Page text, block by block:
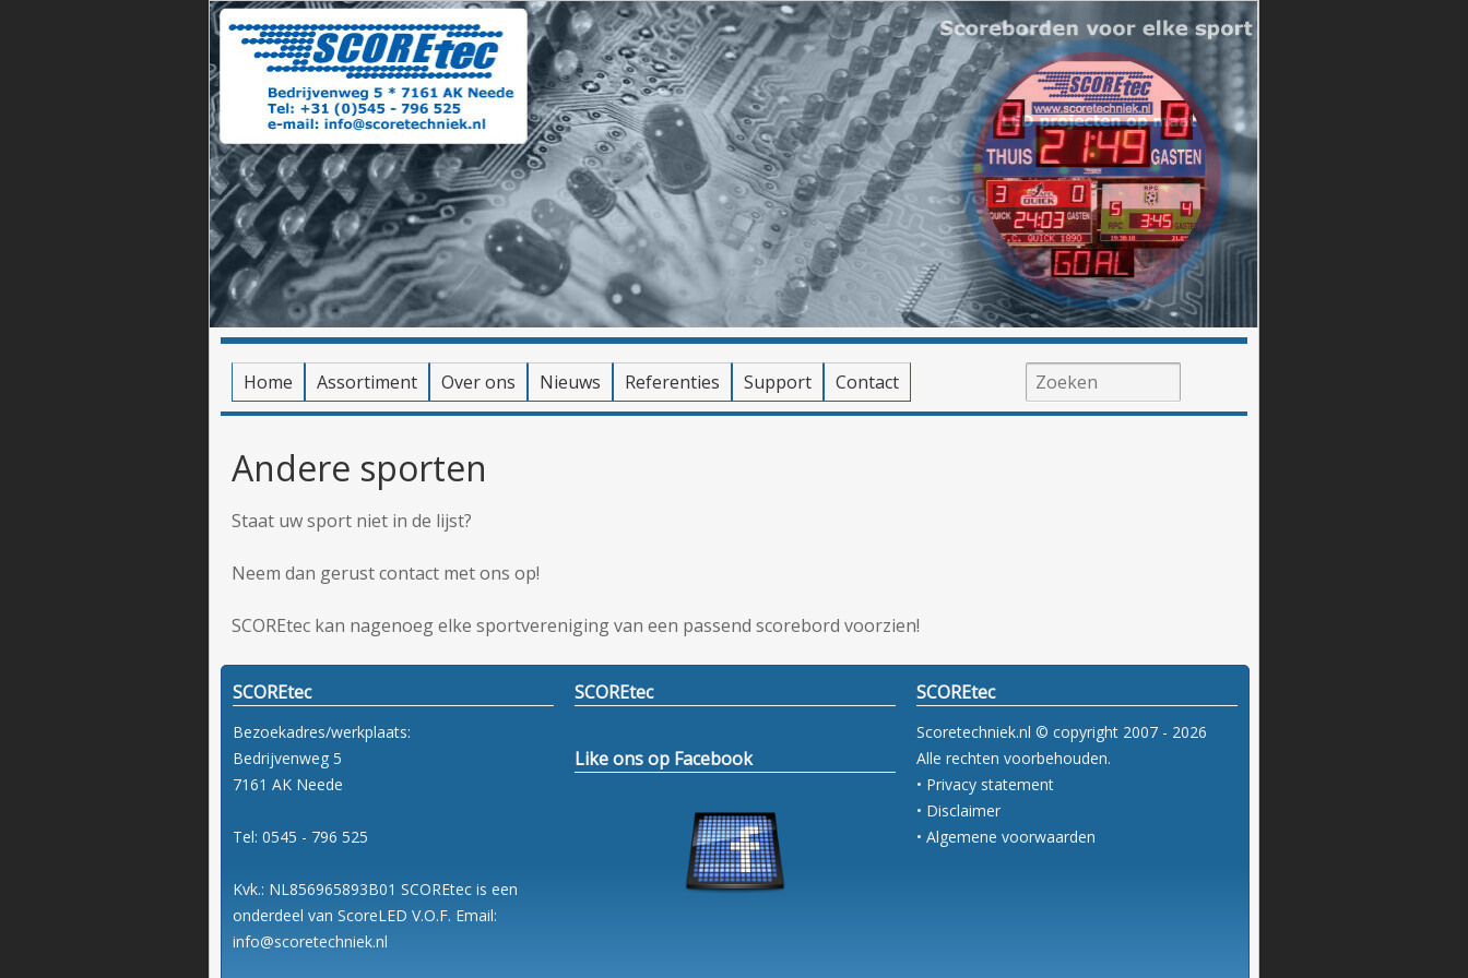
Home Assortiment Over ons Nieuws Referenties Support Contact
Andere sporten
Staat uw sport niet in de lijst?
Neem dan gerust contact met ons op!
SCOREtec kan nagenoeg elke sportvereniging van een passend scorebord voorzien!
SCOREtec
Bezoekadres/werkplaats:
Bedrijvenweg 5
7161 AK Neede
Tel: 0545 - 796 525
Kvk.: NL856965893B01 SCOREtec is een
onderdeel van ScoreLED V.O.F. Email:
info@scoretechniek.nl
SCOREtec
Like ons op Facebook
SCOREtec
Scoretechniek.nl © copyright 2007 - 2026
Alle rechten voorbehouden.
• Privacy statement
• Disclaimer
• Algemene voorwaarden